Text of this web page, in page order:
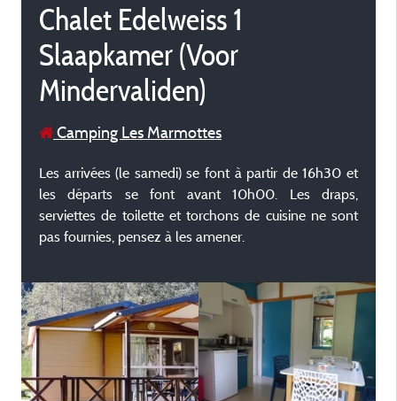
Chalet Edelweiss 1
Slaapkamer (Voor
Mindervaliden)
Camping Les Marmottes
Les arrivées (le samedi) se font à partir de 16h30 et
les départs se font avant 10h00. Les draps,
serviettes de toilette et torchons de cuisine ne sont
pas fournies, pensez à les amener.